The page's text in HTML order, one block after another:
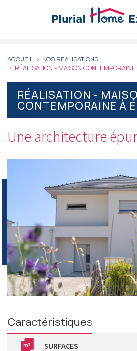
ACCUEIL
NOS RÉALISATIONS
RÉALISATION - MAISON CONTEMPORAINE
RÉALISATION -
CONTEMPORAINE À
Une architecture
Caractéristiques
SURFACES